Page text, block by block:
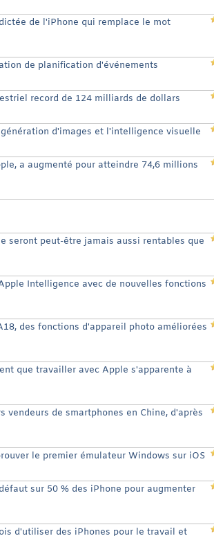
de l'iPhone qui remplace le mot
de planification d'événements
record de 124 milliards de dollars
d'images et l'intelligence visuelle
a augmenté pour atteindre 74,6 millions
seront peut-être jamais aussi rentables que
Intelligence avec de nouvelles fonctions
des fonctions d'appareil photo améliorées
que travailler avec Apple s'apparente à
de smartphones en Chine, d'après
le premier émulateur Windows sur iOS
sur 50 % des iPhone pour augmenter
d'utiliser des iPhones pour le travail et